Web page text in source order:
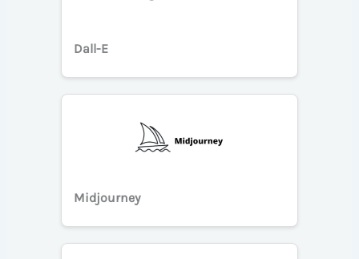
Dall-E
Midjourney